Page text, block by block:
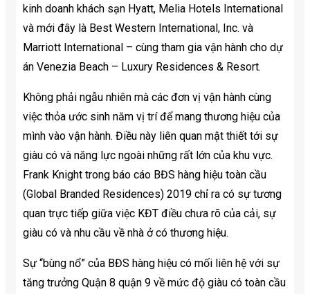
kinh doanh khách sạn Hyatt, Melia Hotels International
và mới đây là Best Western International, Inc. và
Marriott International – cùng tham gia vận hành cho dự
án Venezia Beach – Luxury Residences & Resort.
Không phải ngẫu nhiên mà các đơn vị vận hành cùng
việc thỏa ước sinh năm vị trí để mang thương hiệu của
mình vào vận hành. Điều này liên quan mật thiết tới sự
giàu có và năng lực ngoài những rất lớn của khu vực.
Frank Knight trong báo cáo BĐS hàng hiệu toàn cầu
(Global Branded Residences) 2019 chỉ ra có sự tương
quan trực tiếp giữa việc KĐT điều chưa rõ của cải, sự
giàu có và nhu cầu về nhà ở có thương hiệu.
Sự “bùng nổ” của BĐS hàng hiệu có mối liên hệ với sự
tăng trưởng Quận 8 quận 9 về mức độ giàu có toàn cầu